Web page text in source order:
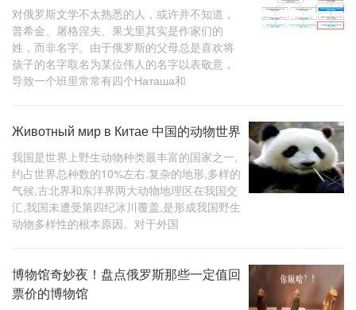
对俄罗斯文学不太熟悉的人，或许并不知道，
普希金、屠格涅夫、果戈里其实是作家们的
姓，而非名字。由于俄罗斯的父母总是喜欢将
孩子的名字取名为某位伟人的名字以表敬意，
导致一个班里常常有四个Наташа和
Животный мир в Китае 中国的动物世界
我国是世界上野生动物种类最丰富的国家之一,
约占世界总种数的10%左右.复杂的地形,多样的
气候,古北界和东洋界两大动物地理区在我国交
汇,我国未遭受第四纪冰川覆盖,是形成我国野生
动物多样性的根本原因。对于外国
博物馆奇妙夜！盘点俄罗斯那些一定值回
票价的博物馆